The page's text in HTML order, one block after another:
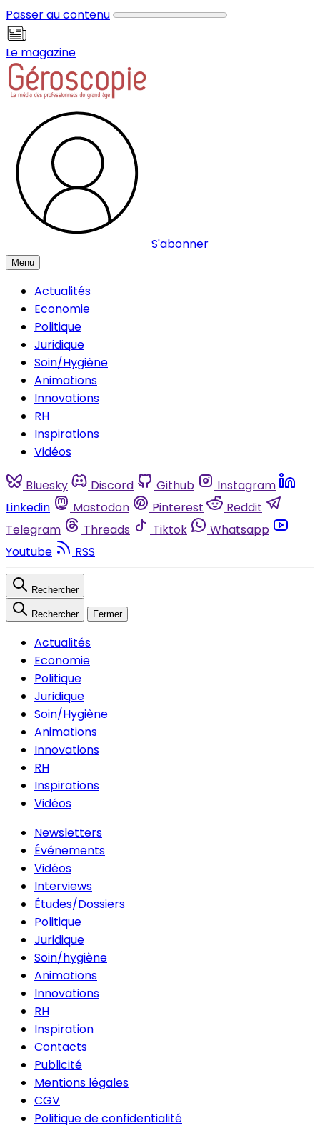
Passer au contenu
Le magazine
S'abonner
Menu
Actualités
Economie
Politique
Juridique
Soin/Hygiène
Animations
Innovations
RH
Inspirations
Vidéos
Bluesky Discord Github
Instagram
Linkedin
Mastodon Pinterest
Reddit
Telegram
Threads Tiktok
Whatsapp
Youtube
RSS
Rechercher
Rechercher Fermer
Actualités
Economie
Politique
Juridique
Soin/Hygiène
Animations
Innovations
RH
Inspirations
Vidéos
Newsletters
Événements
Vidéos
Interviews
Études/Dossiers
Politique
Juridique
Soin/hygiène
Animations
Innovations
RH
Inspiration
Contacts
Publicité
Mentions légales
CGV
Politique de confidentialité
Panneau de gestion des cookies